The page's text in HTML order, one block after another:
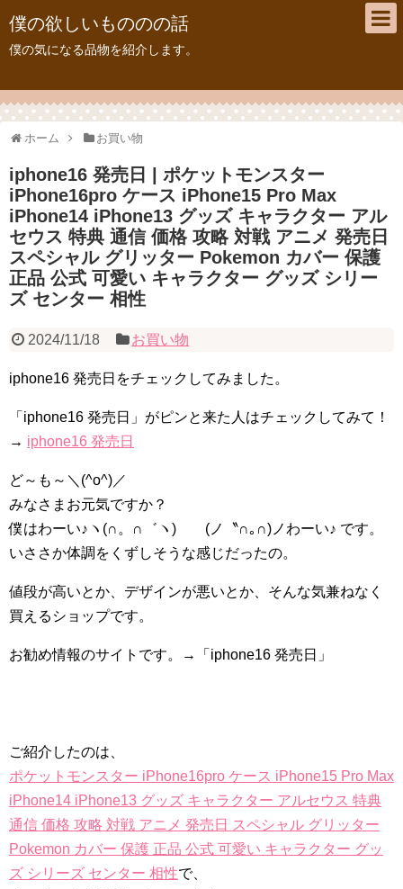
僕の欲しいもののの話
僕の気になる品物を紹介します。
ホーム お買い物
iphone16 発売日 | ポケットモンスター
iPhone16pro ケース iPhone15 Pro Max
iPhone14 iPhone13 グッズ キャラクター アル
セウス 特典 通信 価格 攻略 対戦 アニメ 発売日
スペシャル グリッター Pokemon カバー 保護
正品 公式 可愛い キャラクター グッズ シリー
ズ センター 相性
2024/11/18 お買い物
iphone16 発売日をチェックしてみました。
「iphone16 発売日」がピンと来た人はチェックしてみて！
→ iphone16 発売日
ど～も～＼(^o^)／
みなさまお元気ですか？
僕はわーい♪ヽ(∩。∩゛ヽ) (ノ〝∩｡∩)ノわーい♪ です。
いささか体調をくずしそうな感じだったの。
値段が高いとか、デザインが悪いとか、そんな気兼ねなく
買えるショップです。
お勧め情報のサイトです。→「iphone16 発売日」
ご紹介したのは、
ポケットモンスター iPhone16pro ケース iPhone15 Pro Max
iPhone14 iPhone13 グッズ キャラクター アルセウス 特典
通信 価格 攻略 対戦 アニメ 発売日 スペシャル グリッター
Pokemon カバー 保護 正品 公式 可愛い キャラクター グッ
ズ シリーズ センター 相性で、